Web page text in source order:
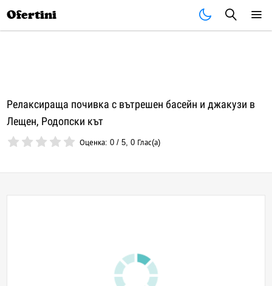
Ofertini
Релаксираща почивка с вътрешен басейн и джакузи в
Лещен, Родопски кът
Оценка:0 /5,0 Глас(а)